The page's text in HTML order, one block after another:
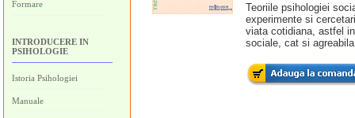
Formare
INTRODUCERE IN
PSIHOLOGIE
Istoria Psihologiei
Manuale
Teoriile psihologiei
experimente si
viata cotidiana, astfel
sociale, cat si